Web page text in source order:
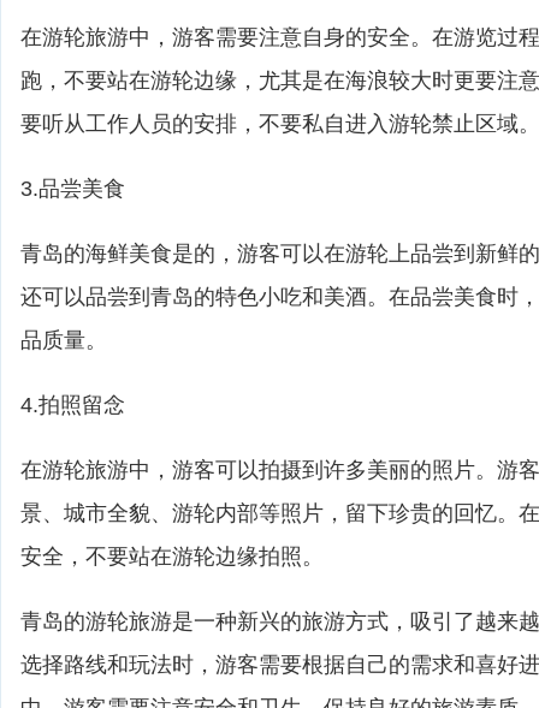
在游轮旅游中，游客需要注意自身的安全。在游览过
跑，不要站在游轮边缘，尤其是在海浪较大时更要注
要听从工作人员的安排，不要私自进入游轮禁止区域。
3.品尝美食
青岛的海鲜美食是的，游客可以在游轮上品尝到新鲜
还可以品尝到青岛的特色小吃和美酒。在品尝美食时
品质量。
4.拍照留念
在游轮旅游中，游客可以拍摄到许多美丽的照片。游
景、城市全貌、游轮内部等照片，留下珍贵的回忆。
安全，不要站在游轮边缘拍照。
青岛的游轮旅游是一种新兴的旅游方式，吸引了越来
选择路线和玩法时，游客需要根据自己的需求和喜好